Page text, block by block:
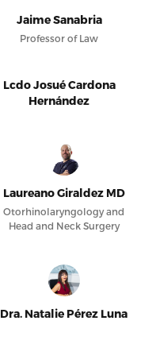
Jaime Sanabria
Professor of Law
Lcdo Josué Cardona
Hernández
Laureano Giraldez MD
Otorhinolaryngology and
Head and Neck Surgery
Dra. Natalie Pérez Luna